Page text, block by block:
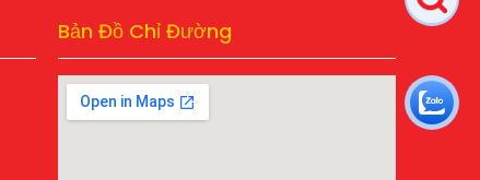
Bản Đồ Chỉ Đường